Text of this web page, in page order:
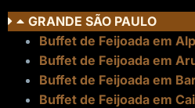
GRANDE SÃO PAULO
Buffet de Feijoada em
Buffet de Feijoada em
Buffet de Feijoada em
Buffet de Feijoada em